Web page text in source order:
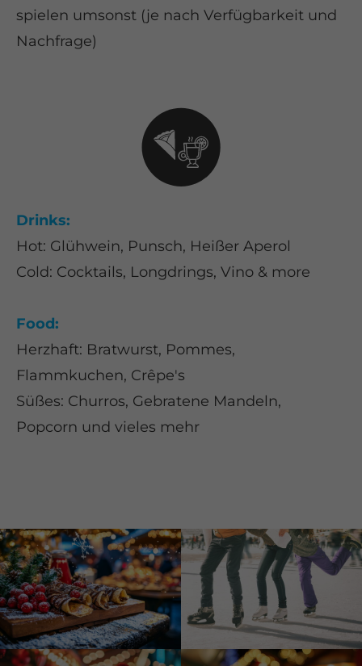
spielen umsonst (je nach Verfügbarkeit und
Nachfrage)
Drinks:
Hot: Glühwein, Punsch, Heißer Aperol
Cold: Cocktails, Longdrings, Vino & more
Food:
Herzhaft: Bratwurst, Pommes,
Flammkuchen, Crêpe's
Süßes: Churros, Gebratene Mandeln,
Popcorn und vieles mehr